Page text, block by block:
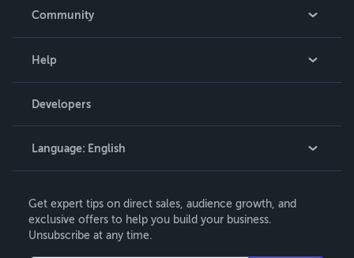
Community
Podcast
Help
Knowledge Base
Contact Support
Developers
Language: English
Deutsch
Français
Get expert tips on direct sales, audience growth, and
exclusive offers to help you build your business.
Unsubscribe at any time.